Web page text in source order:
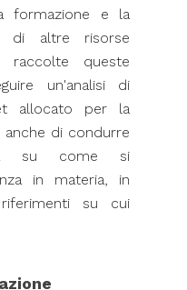
formazione e la
di altre risorse
raccolte queste
un'analisi di
allocato per la
anche di condurre
su come si
in materia, in
su cui